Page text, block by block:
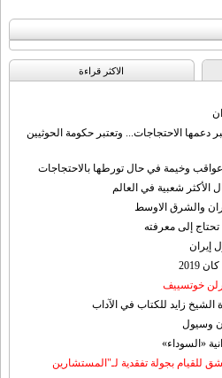
الاکثر قراءة
دعمها الاحتجاجات... وتعتبر حكومة الحوثيين
وخيمة في حال تورطها بالاحتجاجات
الأكثر شعبية في العالم
والشرق الاوسط
تحتاج إلى معرفته
إيران
خوتسييف
زايد للكتاب في الآداب
وسيول
«السوداء»
للقيام بجولة تفقدية لـ"المستشارين